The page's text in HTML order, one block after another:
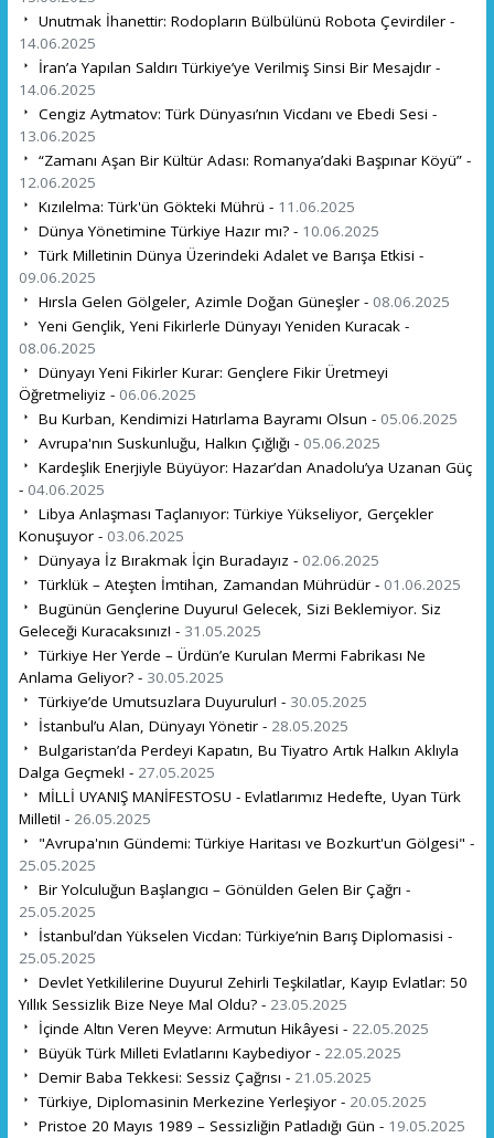
Unutmak İhanettir: Rodopların Bülbülünü Robota Çevirdiler -
14.06.2025
İran’a Yapılan Saldırı Türkiye’ye Verilmiş Sinsi Bir Mesajdır -
14.06.2025
Cengiz Aytmatov: Türk Dünyası’nın Vicdanı ve Ebedi Sesi -
13.06.2025
“Zamanı Aşan Bir Kültür Adası: Romanya’daki Başpınar Köyü” -
12.06.2025
Kızılelma: Türk'ün Gökteki Mührü - 11.06.2025
Dünya Yönetimine Türkiye Hazır mı? - 10.06.2025
Türk Milletinin Dünya Üzerindeki Adalet ve Barışa Etkisi -
09.06.2025
Hırsla Gelen Gölgeler, Azimle Doğan Güneşler - 08.06.2025
Yeni Gençlik, Yeni Fikirlerle Dünyayı Yeniden Kuracak -
08.06.2025
Dünyayı Yeni Fikirler Kurar: Gençlere Fikir Üretmeyi
Öğretmeliyiz - 06.06.2025
Bu Kurban, Kendimizi Hatırlama Bayramı Olsun - 05.06.2025
Avrupa'nın Suskunluğu, Halkın Çığlığı - 05.06.2025
Kardeşlik Enerjiyle Büyüyor: Hazar’dan Anadolu’ya Uzanan Güç
- 04.06.2025
Libya Anlaşması Taçlanıyor: Türkiye Yükseliyor, Gerçekler
Konuşuyor - 03.06.2025
Dünyaya İz Bırakmak İçin Buradayız - 02.06.2025
Türklük – Ateşten İmtihan, Zamandan Mührüdür - 01.06.2025
Bugünün Gençlerine Duyuru! Gelecek, Sizi Beklemiyor. Siz
Geleceği Kuracaksınız! - 31.05.2025
Türkiye Her Yerde – Ürdün’e Kurulan Mermi Fabrikası Ne
Anlama Geliyor? - 30.05.2025
Türkiye’de Umutsuzlara Duyurulur! - 30.05.2025
İstanbul’u Alan, Dünyayı Yönetir - 28.05.2025
Bulgaristan’da Perdeyi Kapatın, Bu Tiyatro Artık Halkın Aklıyla
Dalga Geçmek! - 27.05.2025
MİLLİ UYANIŞ MANİFESTOSU - Evlatlarımız Hedefte, Uyan Türk
Milleti! - 26.05.2025
"Avrupa'nın Gündemi: Türkiye Haritası ve Bozkurt'un Gölgesi" -
25.05.2025
Bir Yolculuğun Başlangıcı – Gönülden Gelen Bir Çağrı -
25.05.2025
İstanbul’dan Yükselen Vicdan: Türkiye’nin Barış Diplomasisi -
25.05.2025
Devlet Yetkililerine Duyuru! Zehirli Teşkilatlar, Kayıp Evlatlar: 50
Yıllık Sessizlik Bize Neye Mal Oldu? - 23.05.2025
İçinde Altın Veren Meyve: Armutun Hikâyesi - 22.05.2025
Büyük Türk Milleti Evlatlarını Kaybediyor - 22.05.2025
Demir Baba Tekkesi: Sessiz Çağrısı - 21.05.2025
Türkiye, Diplomasinin Merkezine Yerleşiyor - 20.05.2025
Pristoe 20 Mayıs 1989 – Sessizliğin Patladığı Gün - 19.05.2025